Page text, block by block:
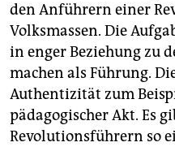
den Anführern einer
Volksmassen. Die
in enger Beziehung zu
machen als Führung.
Authentizität zum
pädagogischer Akt. Es
Revolutionsführern so